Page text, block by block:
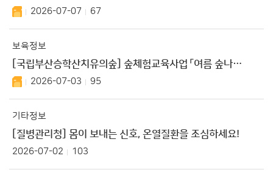
2026-07-07 67
보육정보
[국립부산승학산치유의숲] 숲체험교육사업 「여름 숲나기 매미의 삶」 참가기관 모집
2026-07-03 95
기타정보
[질병관리청] 몸이 보내는 신호, 온열질환을 조심하세요!
2026-07-02 103